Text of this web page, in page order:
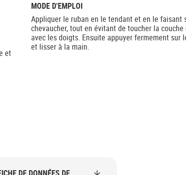
et
MODE D'EMPLOI
Appliquer le ruban en le tendant et en le faisant
chevaucher, tout en évitant de toucher la couche
avec les doigts. Ensuite appuyer fermement sur
et lisser à la main.